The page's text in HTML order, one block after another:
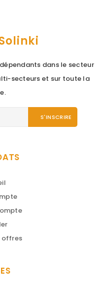
dans le secteur
secteurs et sur toute la
offres